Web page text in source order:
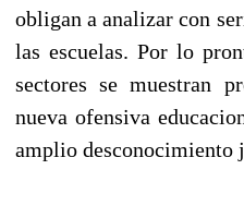
obligan a analizar con
las escuelas. Por lo
sectores se muestran
nueva ofensiva
amplio desconocimiento